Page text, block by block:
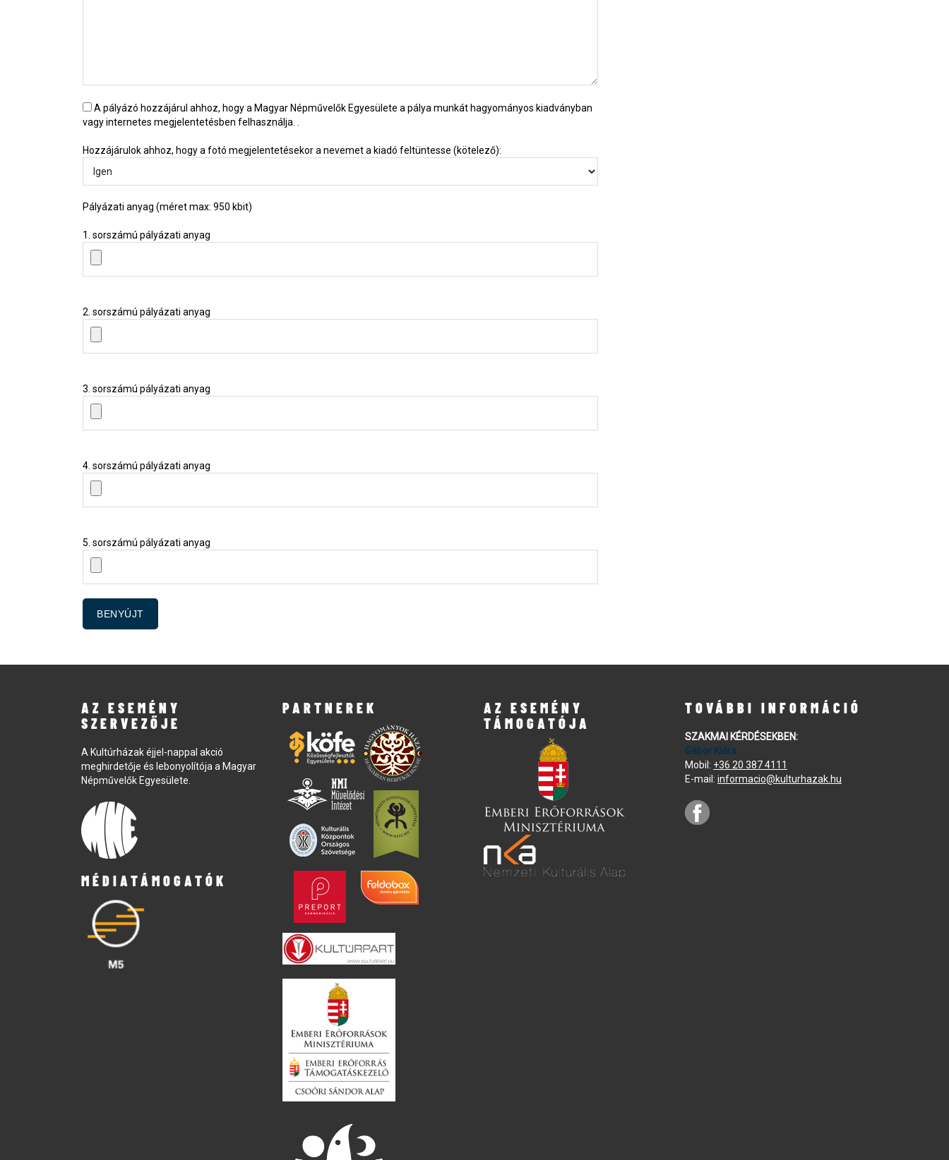
A pályázó hozzájárul ahhoz, hogy a Magyar Népművelők Egyesülete a pálya munkát hagyományos kiadványban
vagy internetes megjelentetésben felhasználja. .
Hozzájárulok ahhoz, hogy a fotó megjelentetésekor a nevemet a kiadó feltüntesse (kötelező):
Pályázati anyag (méret max: 950 kbit)
1. sorszámú pályázati anyag
2. sorszámú pályázati anyag
3. sorszámú pályázati anyag
4. sorszámú pályázati anyag
5. sorszámú pályázati anyag
AZ ESEMÉNY
SZERVEZŐJE
A Kultúrházak éjjel-nappal akció
meghirdetője és lebonyolítója a Magyar
Népművelők Egyesülete.
MÉDIATÁMOGATÓK
PARTNEREK
AZ ESEMÉNY
TÁMOGATÓJA
TOVÁBBI INFORMÁCIÓ
SZAKMAI KÉRDÉSEKBEN:
Gábor Klára
Mobil: +36 20 387 4111
E-mail: informacio@kulturhazak.hu